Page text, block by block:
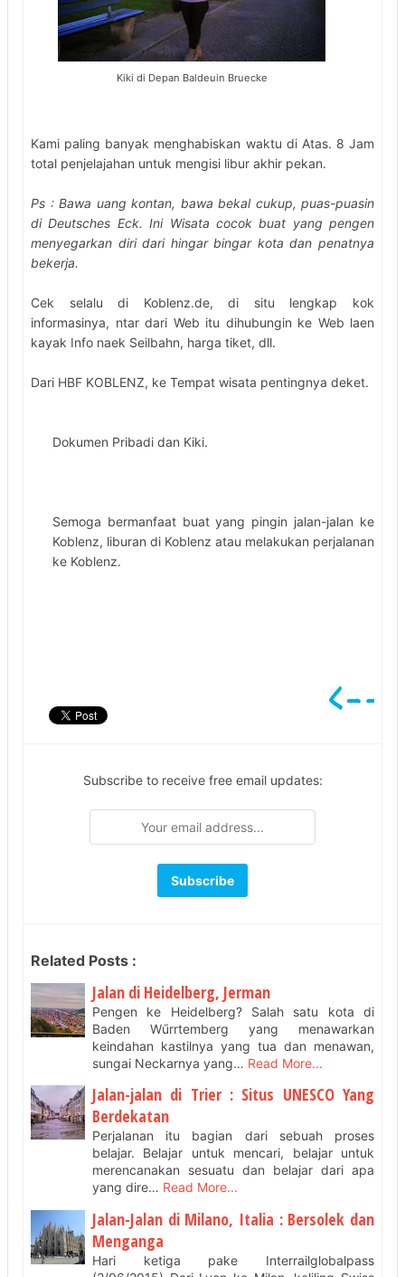
Kiki di Depan Baldeuin Bruecke
Kami paling banyak menghabiskan waktu di Atas. 8 Jam
total penjelajahan untuk mengisi libur akhir pekan.
Ps : Bawa uang kontan, bawa bekal cukup, puas-puasin
di Deutsches Eck. Ini Wisata cocok buat yang pengen
menyegarkan diri dari hingar bingar kota dan penatnya
bekerja.
Cek selalu di Koblenz.de, di situ lengkap kok
informasinya, ntar dari Web itu dihubungin ke Web laen
kayak Info naek Seilbahn, harga tiket, dll.
Dari HBF KOBLENZ, ke Tempat wisata pentingnya deket.
Dokumen Pribadi dan Kiki.
Semoga bermanfaat buat yang pingin jalan-jalan ke
Koblenz, liburan di Koblenz atau melakukan perjalanan
ke Koblenz.
Subscribe to receive free email updates:
Related Posts :
Jalan di Heidelberg, Jerman
Pengen ke Heidelberg? Salah satu kota di
Baden Wűrrtemberg yang menawarkan
keindahan kastilnya yang tua dan menawan,
sungai Neckarnya yang… Read More...
Jalan-jalan di Trier : Situs UNESCO Yang
Berdekatan
Perjalanan itu bagian dari sebuah proses
belajar. Belajar untuk mencari, belajar untuk
merencanakan sesuatu dan belajar dari apa
yang dire… Read More...
Jalan-Jalan di Milano, Italia : Bersolek dan
Menganga
Hari ketiga pake Interrailglobalpass